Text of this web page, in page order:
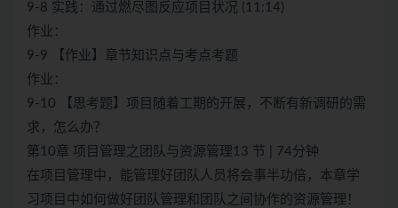
9-8 实践：通过燃尽图反应项目状况 (11:14)
作业：
9-9 【作业】章节知识点与考点考题
作业：
9-10 【思考题】项目随着工期的开展，不断有新调研的需
求，怎么办？
第10章 项目管理之团队与资源管理13 节 | 74分钟
在项目管理中，能管理好团队人员将会事半功倍，本章学
习项目中如何做好团队管理和团队之间协作的资源管理！